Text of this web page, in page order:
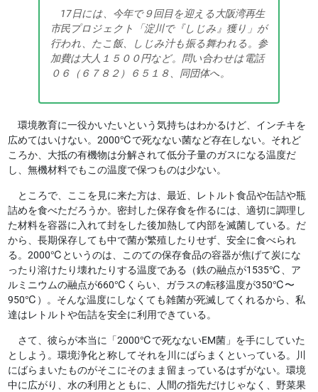
17日には、今年で９回目を迎える大阪湾再生
市民プロジェクト「淀川で『しじみ』獲り」が
行われ、たこ飯、しじみ汁も振る舞われる。参
加費は大人１５００円など。問い合わせは電話
０６（６７８２）６５１８、同団体へ。
環境教育に一役かいたいという気持ちはわかるけど、インチキを
広めてはいけない。2000℃で死なない菌など存在しない。それど
ころか、大抵の有機物は分解されて低分子量のガスになる温度だ
し、無機材料でもこの温度で保つものは少ない。
ところで、ここを見に来た方は、最近、レトルト食品や缶詰や瓶
詰めを食べただろうか。密封した保存食を作るには、適切に調理し
た材料を容器に入れて封をした後加熱して内部を滅菌している。だ
から、長期保存しても中で菌が繁殖したりせず、安全に食べられ
る。2000℃というのは、このての保存食品の容器が焦げて炭にな
ったり溶けたり壊れたりする温度である（鉄の融点が1535℃、ア
ルミニウムの融点が660℃くらい、ガラスの転移温度が350℃〜
950℃）。そんな温度にしなくても雑菌が死滅してくれるから、私
達はレトルトや缶詰を安全に利用できている。
さて、彼らが本当に「2000℃で死なないEM菌」を手にしていた
としよう。環境浄化と称してそれを川にばらまくといっている。川
にばらまいたものがそこにそのまま留まっているはずがない。環境
中に広がり、水の利用とともに、人間の指先だけじゃなく、野菜果